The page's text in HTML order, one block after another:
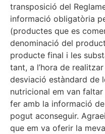
transposició del
informació obligatòria
(productes que es
denominació del
producte final i les
tant, a l’hora de
desviació estàndard de
nutricional em van
fer amb la informació
pogut aconseguir.
que em va oferir la